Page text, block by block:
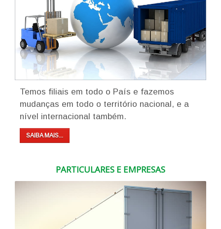
Temos filiais em todo o País e fazemos
mudanças em todo o território nacional, e a
nível internacional também.
SAIBA MAIS...
PARTICULARES E EMPRESAS